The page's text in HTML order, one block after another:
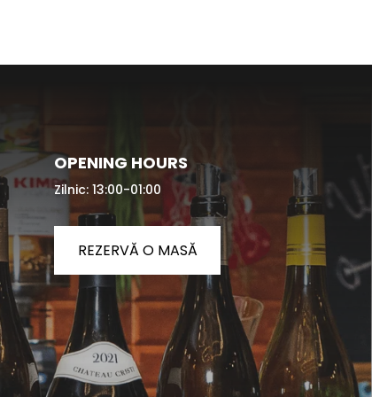
OPENING HOURS
Zilnic: 13:00-01:00
REZERVĂ O MASĂ